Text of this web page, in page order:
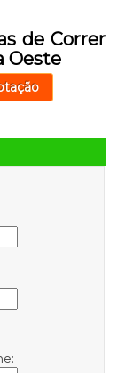
de Correr
Oeste